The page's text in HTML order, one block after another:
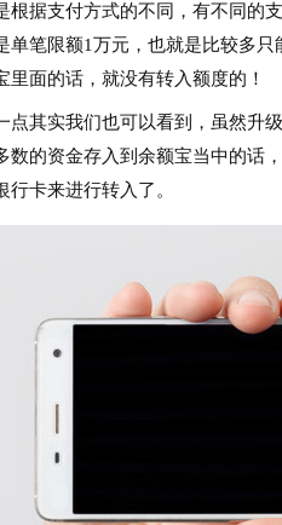
根据支付方式的不同，有不同的
单笔限额1万元，也就是比较多
里面的话，就没有转入额度的！
点其实我们也可以看到，虽然升
数的资金存入到余额宝当中的话
行卡来进行转入了。